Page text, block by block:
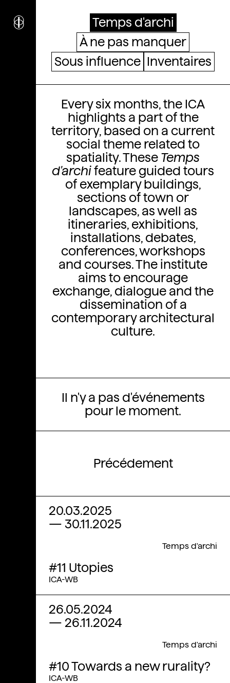
i culturel
rchitecture
Wallonie-Bruxelles
Temps d'archi
À ne pas manquer
Sous influence Inventaires
Temps d'archi
Every six months, the ICA
highlights a part of the
territory, based on a current
social theme related to
spatiality. These Temps
d'archifeature guided tours
of exemplary buildings,
sections of town or
landscapes, as well as
itineraries, exhibitions,
installations, debates,
conferences, workshops
and courses. The institute
aims to encourage
exchange, dialogue and the
dissemination of a
contemporary architectural
culture.
Il n'y a pas d'événements
pour le moment.
Précédement
20.03.2025
— 30.11.2025
#11 Utopies
Temps d'archi
ICA-WB
26.05.2024
— 26.11.2024
#10 Towards a new rurality?
Temps d'archi
ICA-WB